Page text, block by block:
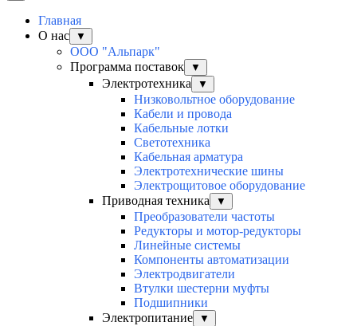
Главная
О нас
▼
ООО "Альпарк"
Программа поставок
▼
Электротехника ▼
Низковольтное оборудование
Кабели и провода
Кабельные лотки
Светотехника
Кабельная арматура
Электротехнические шины
Электрощитовое оборудование
Приводная техника
▼
Преобразователи частоты
Редукторы и мотор-редукторы
Линейные системы
Компоненты автоматизации
Электродвигатели
Втулки шестерни муфты
Подшипники
Электропитание
▼